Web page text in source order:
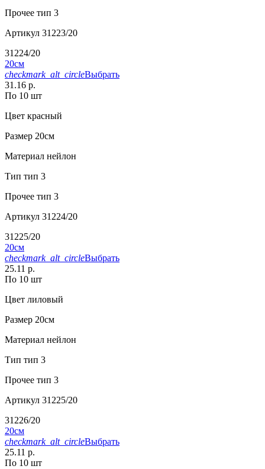
Прочее тип 3
Артикул 31223/20
31224/20
20см
checkmark_alt_circleВыбрать
31.16 р.
По 10 шт
Цвет красный
Размер 20см
Материал нейлон
Тип тип 3
Прочее тип 3
Артикул 31224/20
31225/20
20см
checkmark_alt_circleВыбрать
25.11 р.
По 10 шт
Цвет лиловый
Размер 20см
Материал нейлон
Тип тип 3
Прочее тип 3
Артикул 31225/20
31226/20
20см
checkmark_alt_circleВыбрать
25.11 р.
По 10 шт